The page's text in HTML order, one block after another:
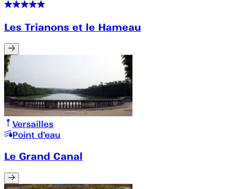
Les Trianons et le Hameau
Versailles
Point d'eau
Le Grand Canal